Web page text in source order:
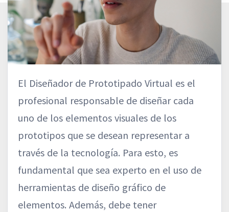
El Diseñador de Prototipado Virtual es el
profesional responsable de diseñar cada
uno de los elementos visuales de los
prototipos que se desean representar a
través de la tecnología. Para esto, es
fundamental que sea experto en el uso de
herramientas de diseño gráfico de
elementos. Además, debe tener